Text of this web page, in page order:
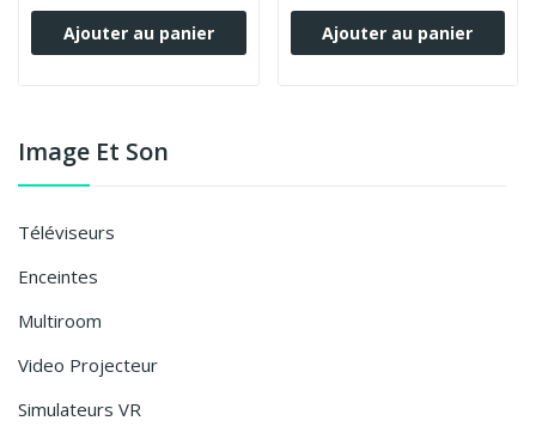
Image Et Son
Téléviseurs
Enceintes
Multiroom
Video Projecteur
Simulateurs VR
Ajouter au panier Ajouter au panier